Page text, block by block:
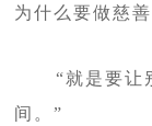
为什么要做慈善
“就是要让
间。”